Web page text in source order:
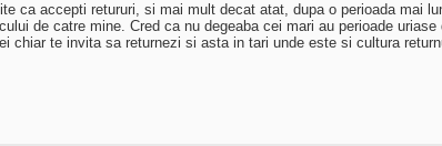
accepti retururi, si mai mult decat atat, dupa o perioada mai
de catre mine. Cred ca nu degeaba cei mari au perioade uriase
te invita sa returnezi si asta in tari unde este si cultura